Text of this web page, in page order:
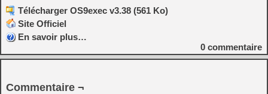
Télécharger OS9exec v3.38 (561 Ko)
Site Officiel
En savoir plus…
0 commentaire
Commentaire ¬